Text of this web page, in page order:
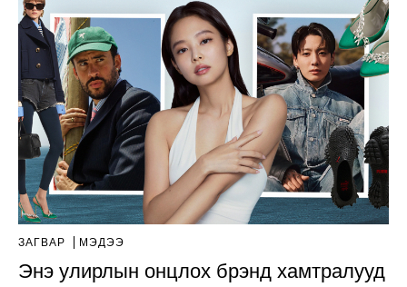
ЗАГВАР МЭДЭЭ
Энэ улирлын онцлох брэнд хамтралууд